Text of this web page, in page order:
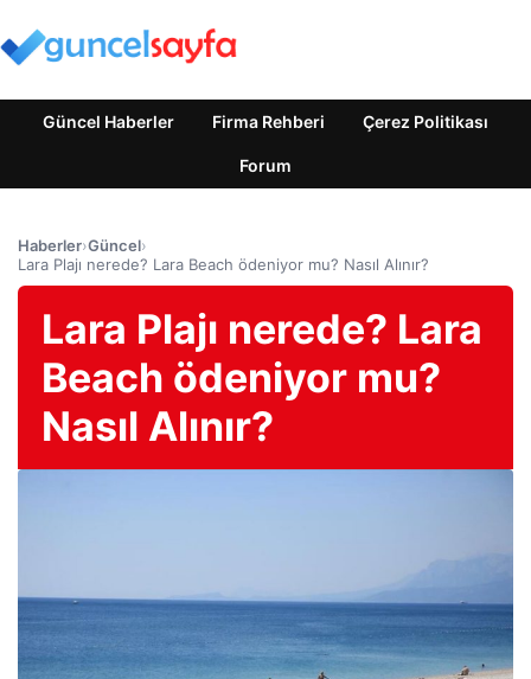
Güncel Haberler Firma Rehberi Çerez Politikası
Forum
Haberler›Güncel›
Lara Plajı nerede? Lara Beach ödeniyor mu? Nasıl Alınır?
Lara Plajı nerede? Lara
Beach ödeniyor mu?
Nasıl Alınır?